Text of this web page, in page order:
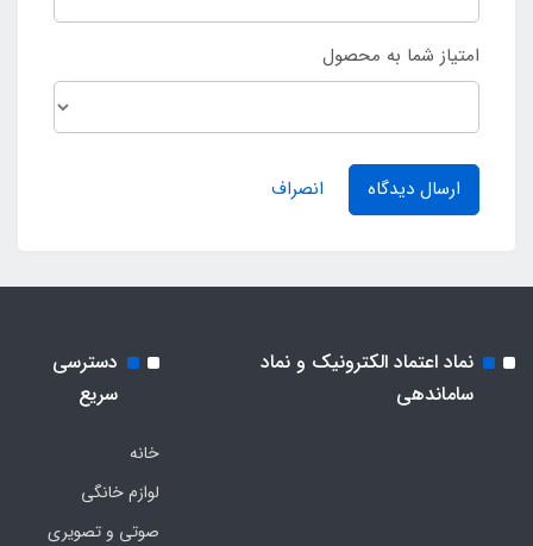
امتیاز شما به محصول
ارسال دیدگاه انصراف
نماد اعتماد الکترونیک و نماد
ساماندهی
دسترسی
سریع
خانه
لوازم خانگی
صوتی و تصویری